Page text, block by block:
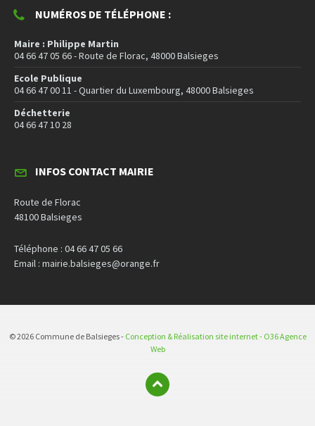
NUMÉROS DE TÉLÉPHONE :
Maire : Philippe Martin
04 66 47 05 66 - Route de Florac, 48000 Balsieges
Ecole Publique
04 66 47 00 11 - Quartier du Luxembourg, 48000 Balsieges
Déchetterie
04 66 47 10 28
INFOS CONTACT MAIRIE
Route de Florac
48100 Balsieges
Téléphone : 04 66 47 05 66
Email : mairie.balsieges@orange.fr
© 2026 Commune de Balsieges - Conception & Réalisation site internet - O36 Agence
Web